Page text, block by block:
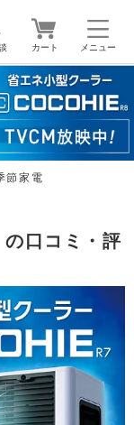
メニュー
カート
こひえ 枕
マイキュット
節家電
口コミ・評